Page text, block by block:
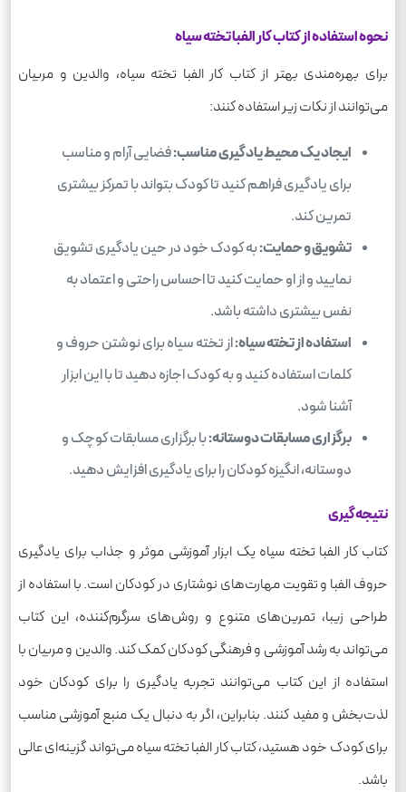
نحوه استفاده از کتاب کار الفبا تخته سیاه
برای بهره‌مندی بهتر از کتاب کار الفبا تخته سیاه، والدین و مربیان
می‌توانند از نکات زیر استفاده کنند:
ایجاد یک محیط یادگیری مناسب:فضایی آرام و مناسب
برای یادگیری فراهم کنید تا کودک بتواند با تمرکز بیشتری
تمرین کند.
تشویق و حمایت:به کودک خود در حین یادگیری تشویق
نمایید و از او حمایت کنید تا احساس راحتی و اعتماد به
نفس بیشتری داشته باشد.
استفاده از تخته سیاه:از تخته سیاه برای نوشتن حروف و
کلمات استفاده کنید و به کودک اجازه دهید تا با این ابزار
آشنا شود.
برگزاری مسابقات دوستانه:با برگزاری مسابقات کوچک و
دوستانه، انگیزه کودکان را برای یادگیری افزایش دهید.
نتیجه‌گیری
کتاب کار الفبا تخته سیاه یک ابزار آموزشی موثر و جذاب برای یادگیری
حروف الفبا و تقویت مهارت‌های نوشتاری در کودکان است. با استفاده از
طراحی زیبا، تمرین‌های متنوع و روش‌های سرگرم‌کننده، این کتاب
می‌تواند به رشد آموزشی و فرهنگی کودکان کمک کند. والدین و مربیان با
استفاده از این کتاب می‌توانند تجربه یادگیری را برای کودکان خود
لذت‌بخش و مفید کنند. بنابراین، اگر به دنبال یک منبع آموزشی مناسب
برای کودک خود هستید، کتاب کار الفبا تخته سیاه می‌تواند گزینه‌ای عالی
باشد.